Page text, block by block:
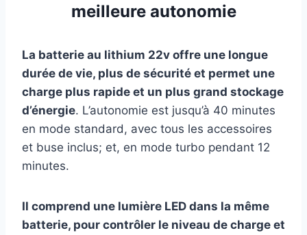
meilleure autonomie
La batterie au lithium 22v offre une longue
durée de vie, plus de sécurité et permet une
charge plus rapide et un plus grand stockage
d’énergie. L’autonomie est jusqu’à 40 minutes
en mode standard, avec tous les accessoires
et buse inclus; et, en mode turbo pendant 12
minutes.
Il comprend une lumière LED dans la même
batterie, pour contrôler le niveau de charge et